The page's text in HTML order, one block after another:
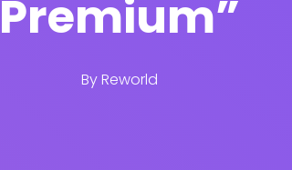
Premium”
ByReworld